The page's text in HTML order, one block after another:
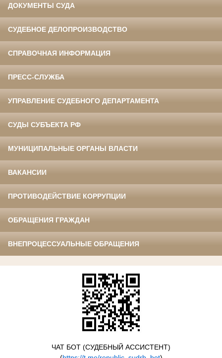
ДОКУМЕНТЫ СУДА
СУДЕБНОЕ ДЕЛОПРОИЗВОДСТВО
СПРАВОЧНАЯ ИНФОРМАЦИЯ
ПРЕСС-СЛУЖБА
УПРАВЛЕНИЕ СУДЕБНОГО ДЕПАРТАМЕНТА
СУДЫ СУБЪЕКТА РФ
МУНИЦИПАЛЬНЫЕ ОРГАНЫ ВЛАСТИ
ВАКАНСИИ
ПРОТИВОДЕЙСТВИЕ КОРРУПЦИИ
ОБРАЩЕНИЯ ГРАЖДАН
ВНЕПРОЦЕССУАЛЬНЫЕ ОБРАЩЕНИЯ
ЧАТ БОТ (СУДЕБНЫЙ АССИСТЕНТ)